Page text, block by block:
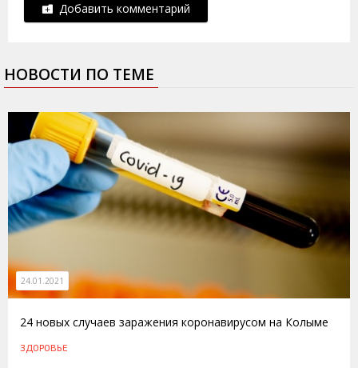
Добавить комментарий
НОВОСТИ ПО ТЕМЕ
24.01.2021
24 новых случаев заражения коронавирусом на Колыме
ЗДОРОВЬЕ